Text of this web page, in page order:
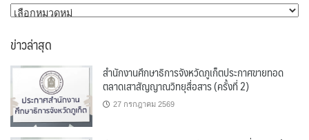
หมวด
ข่าวล่าสุด
สำนักงานศึกษาธิการจังหวัดภูเก็ตประกาศขายทอด
ตลาดเสาสัญญาณวิทยุสื่อสาร (ครั้งที่ 2)
27 กรกฎาคม 2569